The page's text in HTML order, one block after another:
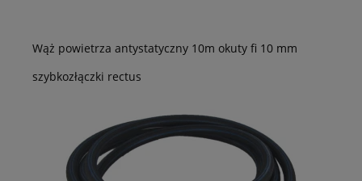
Wąż powietrza antystatyczny 10m okuty fi 10 mm
szybkozłączki rectus